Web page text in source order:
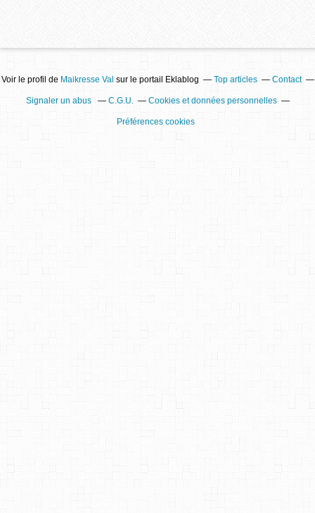
Voir le profil de Maikresse Val sur le portail Eklablog Top articles Contact
Signaler un abus C.G.U. Cookies et données personnelles
Préférences cookies